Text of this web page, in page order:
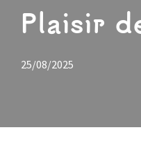
Plaisir
25/08/2025